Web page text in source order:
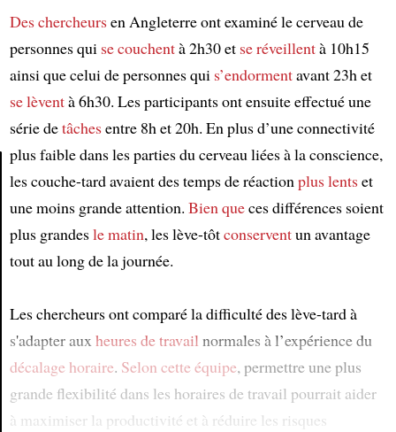
Article
Des chercheursen Angleterre ont examiné le cerveau de
personnes qui se couchentà 2h30 et se réveillentà 10h15
ainsi que celui de personnes qui s’endormentavant 23h et
se lèventà 6h30. Les participants ont ensuite effectué une
série detâchesentre 8h et 20h. En plus d’une connectivité
plus faible dans les parties du cerveau liées à la conscience,
les couche-tard avaient des temps de réactionplus lentset
une moins grande attention. Bien queces différences soient
plus grandesle matin, les lève-tôtconserventun avantage
tout au long de la journée.
Les chercheurs ont comparé la difficulté des lève-tard à
s'adapter auxheures de travail normales à l’expérience du
décalage horaire. Selon cette équipe, permettre une plus
grande flexibilité dans les horaires de travail pourrait aider
à maximiser la productivité et à réduire les risques